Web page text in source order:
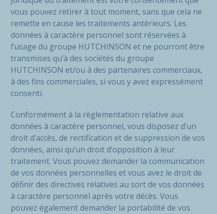
vous pouvez retirer à tout moment, sans que cela ne
remette en cause les traitements antérieurs. Les
données à caractère personnel sont réservées à
l’usage du groupe HUTCHINSON et ne pourront être
transmises qu’à des sociétés du groupe
HUTCHINSON et/ou à des partenaires commerciaux,
à des fins commerciales, si vous y avez expressément
consenti.
Conformément à la règlementation relative aux
données à caractère personnel, vous disposez d’un
droit d’accès, de rectification et de suppression de vos
données, ainsi qu’un droit d’opposition à leur
traitement. Vous pouvez demander la communication
de vos données personnelles et vous avez le droit de
définir des directives relatives au sort de vos données
à caractère personnel après votre décès. Vous
pouvez également demander la portabilité de vos